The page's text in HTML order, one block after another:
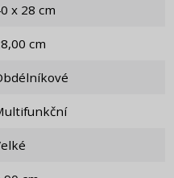
40 x 28 cm
28,00 cm
Obdélníkové
Multifunkční
Velké